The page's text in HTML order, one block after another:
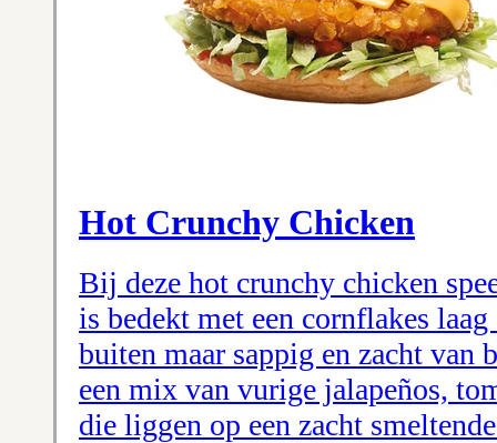
Hot Crunchy Chicken
Bij deze hot crunchy chicken
is bedekt met een cornflakes
buiten maar sappig en zacht van
een mix van vurige jalapeños,
die liggen op een zacht